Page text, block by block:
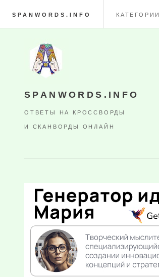
SPANWORDS.INFO КАТЕГОРИИ
SPANWORDS.INFO
ОТВЕТЫ НА КРОССВОРДЫ
И СКАНВОРДЫ ОНЛАЙН